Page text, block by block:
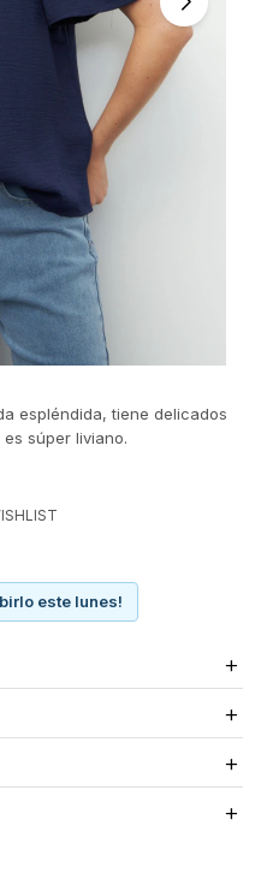
espléndida, tiene delicados
súper liviano.
este lunes!